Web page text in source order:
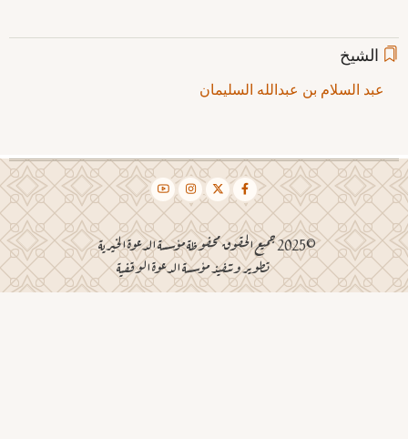
الشيخ
عبد السلام بن عبدالله السليمان
©2025 جميع الحقوق محفوظة مؤسسة الدعوة الخيرية
تطوير وتنفيذ مؤسسة الدعوة الوقفية